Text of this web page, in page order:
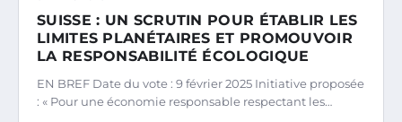
SUISSE : UN SCRUTIN POUR ÉTABLIR LES
LIMITES PLANÉTAIRES ET PROMOUVOIR
LA RESPONSABILITÉ ÉCOLOGIQUE
EN BREF Date du vote : 9 février 2025 Initiative proposée
: « Pour une économie responsable respectant les…